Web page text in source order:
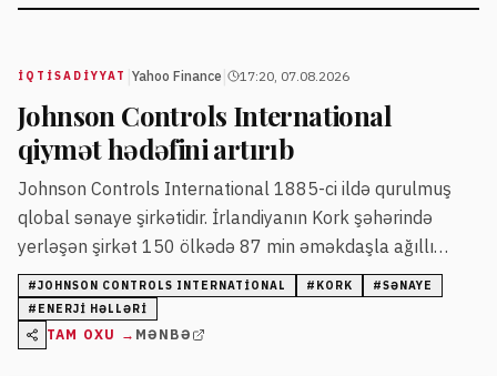
İQTISADIYYAT Yahoo Finance 17:20, 07.08.2026
Johnson Controls International
qiymət hədəfini artırıb
Johnson Controls International 1885-ci ildə qurulmuş
qlobal sənaye şirkətidir. İrlandiyanın Kork şəhərində
yerləşən şirkət 150 ölkədə 87 min əməkdaşla ağıllı
binalar və enerji həlləri istehsal edir. Analitiklər şirkətin
qiymət hədəfini yeniləyib.
#JOHNSON CONTROLS INTERNATIONAL # KORK #SƏNAYE
# ENERJI HƏLLƏRI
TAM OXU → MƏNBƏ